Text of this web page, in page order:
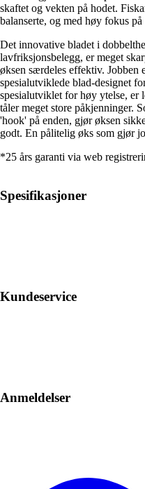
skaftet og vekten på hodet.
balanserte, og med høy fokus
Det innovative bladet i
lavfriksjonsbelegg, er meget
øksen særdeles effektiv. Jobben
spesialutviklede blad-designet
spesialutviklet for høy ytelse, er
tåler meget store påkjenninger.
'hook' på enden, gjør øksen
godt. En pålitelig øks som gjør
*25 års garanti via web
Spesifikasjoner
Kundeservice
Anmeldelser